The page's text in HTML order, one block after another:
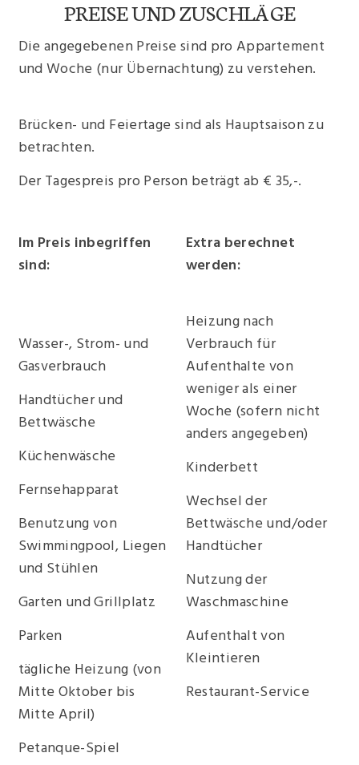
PREISE UND ZUSCHLÄGE
Die angegebenen Preise sind pro Appartement
und Woche (nur Übernachtung) zu verstehen.
Brücken- und Feiertage sind als Hauptsaison zu
betrachten.
Der Tagespreis pro Person beträgt ab € 35,-.
Im Preis inbegriffen
sind:
Wasser-, Strom- und
Gasverbrauch
Handtücher und
Bettwäsche
Küchenwäsche
Fernsehapparat
Benutzung von
Swimmingpool, Liegen
und Stühlen
Garten und Grillplatz
Parken
tägliche Heizung (von
Mitte Oktober bis
Mitte April)
Petanque-Spiel
Extra berechnet
werden:
Heizung nach
Verbrauch für
Aufenthalte von
weniger als einer
Woche (sofern nicht
anders angegeben)
Kinderbett
Wechsel der
Bettwäsche und/oder
Handtücher
Nutzung der
Waschmaschine
Aufenthalt von
Kleintieren
Restaurant-Service